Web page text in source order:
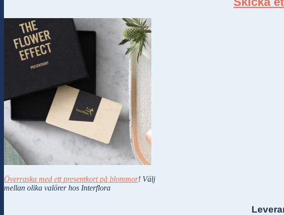
Överraska med ett presentkort på blommor! Välj
mellan olika valörer hos Interflora